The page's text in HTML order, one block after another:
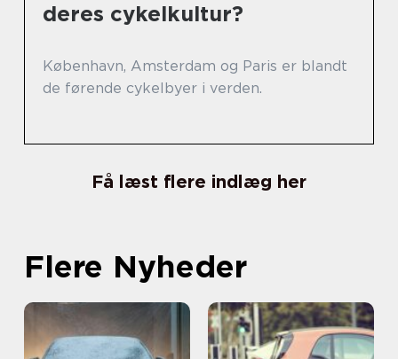
deres cykelkultur?
København, Amsterdam og Paris er blandt
de førende cykelbyer i verden.
Få læst flere indlæg her
Flere Nyheder